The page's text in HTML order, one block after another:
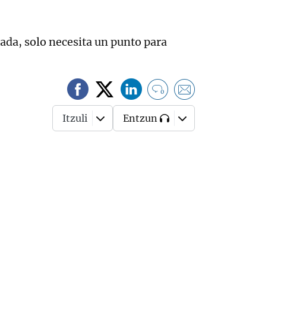
solo necesita un punto para
0
Itzuli Entzun